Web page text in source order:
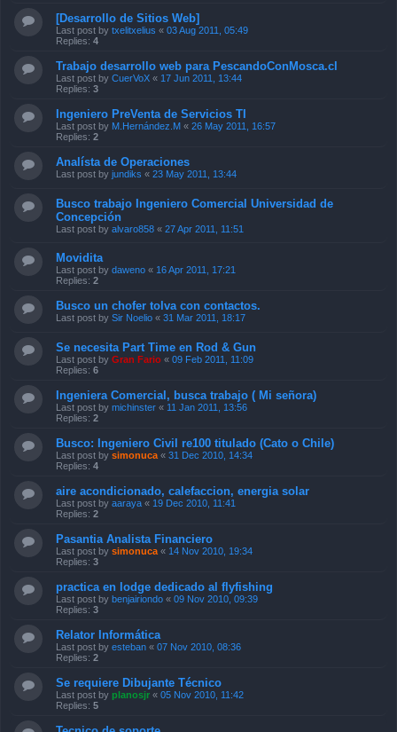
[Desarrollo de Sitios Web]
Last post by txelitxelius « 03 Aug 2011, 05:49
Replies: 4
Trabajo desarrollo web para PescandoConMosca.cl
Last post by CuerVoX « 17 Jun 2011, 13:44
Replies: 3
Ingeniero PreVenta de Servicios TI
Last post by M.Hernández.M « 26 May 2011, 16:57
Replies: 2
Analísta de Operaciones
Last post by jundiks « 23 May 2011, 13:44
Busco trabajo Ingeniero Comercial Universidad de
Concepción
Last post by alvaro858 « 27 Apr 2011, 11:51
Movidita
Last post by daweno « 16 Apr 2011, 17:21
Replies: 2
Busco un chofer tolva con contactos.
Last post by Sir Noelio « 31 Mar 2011, 18:17
Se necesita Part Time en Rod & Gun
Last post by Gran Fario « 09 Feb 2011, 11:09
Replies: 6
Ingeniera Comercial, busca trabajo ( Mi señora)
Last post by michinster « 11 Jan 2011, 13:56
Replies: 2
Busco: Ingeniero Civil re100 titulado (Cato o Chile)
Last post by simonuca « 31 Dec 2010, 14:34
Replies: 4
aire acondicionado, calefaccion, energia solar
Last post by aaraya « 19 Dec 2010, 11:41
Replies: 2
Pasantia Analista Financiero
Last post by simonuca « 14 Nov 2010, 19:34
Replies: 3
practica en lodge dedicado al flyfishing
Last post by benjairiondo « 09 Nov 2010, 09:39
Replies: 3
Relator Informática
Last post by esteban « 07 Nov 2010, 08:36
Replies: 2
Se requiere Dibujante Técnico
Last post by planosjr « 05 Nov 2010, 11:42
Replies: 5